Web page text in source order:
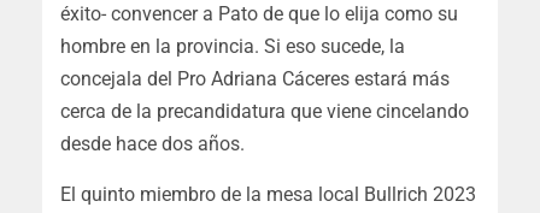
éxito- convencer a Pato de que lo elija como su
hombre en la provincia. Si eso sucede, la
concejala del Pro Adriana Cáceres estará más
cerca de la precandidatura que viene cincelando
desde hace dos años.
El quinto miembro de la mesa local Bullrich 2023